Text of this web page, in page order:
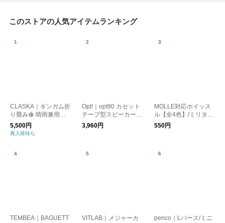
このストアの人気アイテムランキング
CLASKA｜ギンガム折
り畳み傘 晴雨兼用
（遮光）
5,500円
再入荷待ち
Opt!｜opt90 カセット
テープ型スピーカー/B
luetooth
3,960円
MOLLE対応ホイッス
ル【全4色】/ミリタリ
ー 笛 防災
550円
TEMBEA｜BAGUETT
VITLAB｜メジャーカ
penco｜Lパース/ミニ